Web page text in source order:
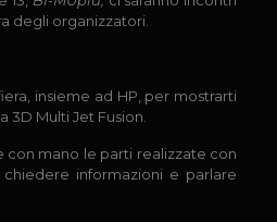
degli organizzatori.
insieme ad HP, per mostrarti
Multi Jet Fusion.
con mano le parti realizzate con
informazioni e parlare